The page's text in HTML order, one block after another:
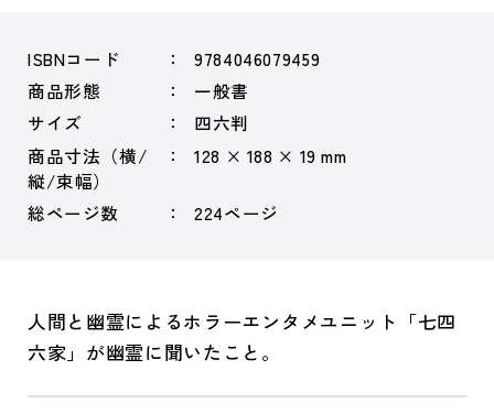
ISBNコード
9784046079459
商品形態
一般書
サイズ
四六判
商品寸法（横/
縦/束幅）
128 × 188 × 19 mm
総ページ数 224ページ
人間と幽霊によるホラーエンタメユニット「七四
六家」が幽霊に聞いたこと。